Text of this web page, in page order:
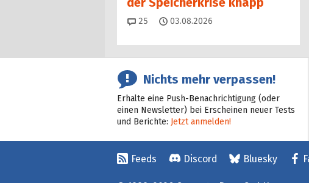
25 Kommentare
03.08.2026
Nichts mehr verpassen!
Erhalte eine Push-Benachrichtigung (oder
einen Newsletter) bei Erscheinen neuer Tests
und Berichte: Jetzt anmelden!
Feeds Discord Bluesky